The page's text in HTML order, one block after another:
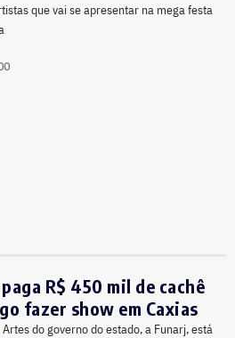
que vai se apresentar na mega festa
R$ 450 mil de cachê
fazer show em Caxias
do governo do estado, a Funarj, está